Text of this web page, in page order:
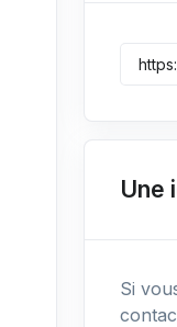
Une
Si